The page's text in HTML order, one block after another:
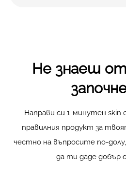
Не знаеш
Направи си 1-минутен skin
правилния продукт за
честно на въпросите по-
да ти даде добър